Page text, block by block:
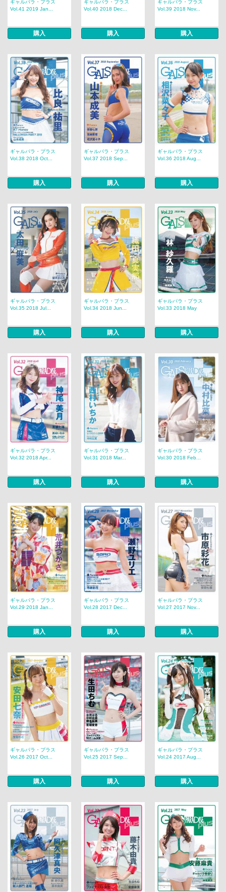
ギャルパラ・プラス
Vol.41 2019 Jan...
購入
ギャルパラ・プラス
Vol.40 2018 Dec...
購入
ギャルパラ・プラス
Vol.39 2018 Nov...
購入
ギャルパラ・プラス
Vol.38 2018 Oct...
購入
ギャルパラ・プラス
Vol.37 2018 Sep...
購入
ギャルパラ・プラス
Vol.36 2018 Aug...
購入
ギャルパラ・プラス
Vol.35 2018 Jul...
購入
ギャルパラ・プラス
Vol.34 2018 Jun...
購入
ギャルパラ・プラス
Vol.33 2018 May
購入
ギャルパラ・プラス
Vol.32 2018 Apr...
購入
ギャルパラ・プラス
Vol.31 2018 Mar...
購入
ギャルパラ・プラス
Vol.30 2018 Feb...
購入
ギャルパラ・プラス
Vol.29 2018 Jan...
購入
ギャルパラ・プラス
Vol.28 2017 Dec...
購入
ギャルパラ・プラス
Vol.27 2017 Nov...
購入
ギャルパラ・プラス
Vol.26 2017 Oct...
購入
ギャルパラ・プラス
Vol.25 2017 Sep...
購入
ギャルパラ・プラス
Vol.24 2017 Aug...
購入